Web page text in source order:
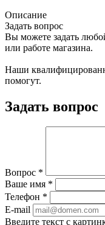
Описание
Задать вопрос
Вы можете задать
или работе магазина.
Наши
помогут.
Задать вопрос
Вопрос *
Ваше имя *
Телефон *
E-mail
Введите текст с